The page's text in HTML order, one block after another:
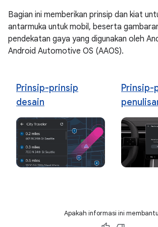
Bagian ini memberikan prinsip dan kiat
antarmuka untuk mobil, beserta
pendekatan gaya yang digunakan oleh
Android Automotive OS (AAOS).
Prinsip-prinsip
desain
Prinsip-
Apakah informasi ini